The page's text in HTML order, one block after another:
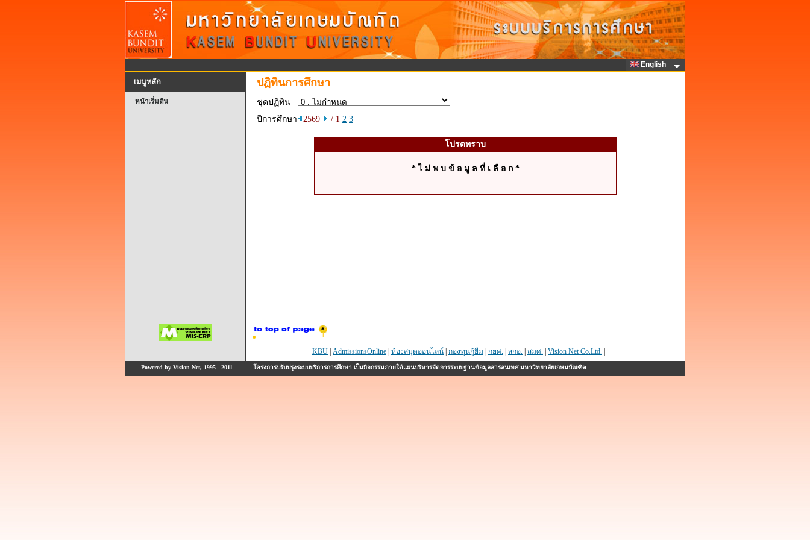
English
เมนูหลัก
หน้าเริ่มต้น
ปฏิทินการศึกษา
ชุดปฏิทิน
ปีการศึกษา
2569 / 1 2 3
โปรดทราบ
* ไ ม่ พ บ ข้ อ มู ล ที่ เ ลื อ ก *
KBU AdmissionsOnline ห้องสมุดออนไลน์ กองทุนกู้ยืม กยศ. สกอ. สมศ. Vision Net Co.Ltd.
Powered by Vision Net, 1995 - 2011 โครงการปรับปรุงระบบบริการการศึกษา เป็นกิจกรรมภายใต้แผนบริหารจัดการระบบฐานข้อมูลสารสนเทศ มหาวิทยาลัยเกษมบัณฑิต